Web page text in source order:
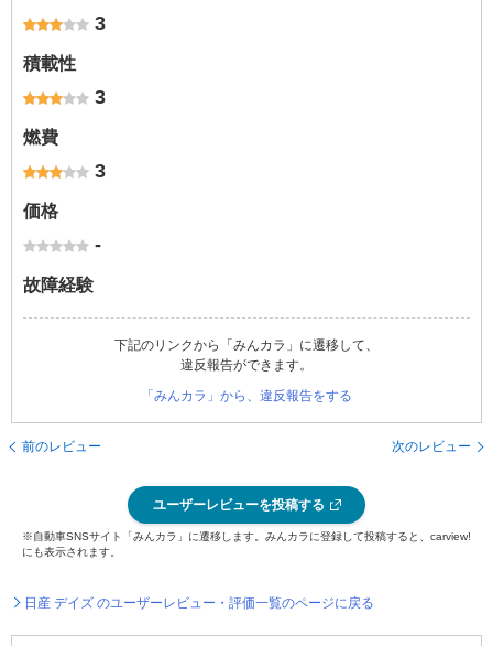
3
積載性
3
燃費
3
価格
-
故障経験
下記のリンクから「みんカラ」に遷移して、
違反報告ができます。
「みんカラ」から、違反報告をする
前のレビュー 次のレビュー
ユーザーレビューを投稿する
※自動車SNSサイト「みんカラ」に遷移します。みんカラに登録して投稿すると、carview!
にも表示されます。
日産 デイズ のユーザーレビュー・評価一覧のページに戻る